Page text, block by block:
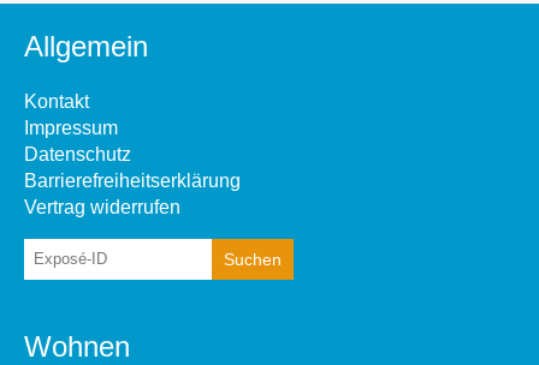
Allgemein
Kontakt
Impressum
Datenschutz
Barrierefreiheitserklärung
Vertrag widerrufen
Wohnen